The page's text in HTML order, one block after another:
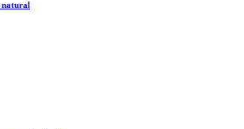
natural